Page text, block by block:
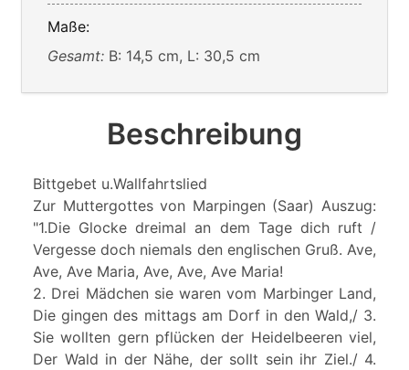
Maße:
Gesamt: B: 14,5 cm, L: 30,5 cm
Beschreibung
Bittgebet u.Wallfahrtslied
Zur Muttergottes von Marpingen (Saar) Auszug:
"1.Die Glocke dreimal an dem Tage dich ruft /
Vergesse doch niemals den englischen Gruß. Ave,
Ave, Ave Maria, Ave, Ave, Ave Maria!
2. Drei Mädchen sie waren vom Marbinger Land,
Die gingen des mittags am Dorf in den Wald,/ 3.
Sie wollten gern pflücken der Heidelbeeren viel,
Der Wald in der Nähe, der sollt sein ihr Ziel./ 4.